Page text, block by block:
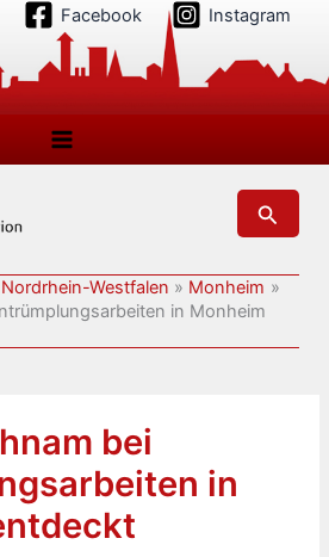
Facebook Instagram
Suchen
Nordrhein-Westfalen
Monheim
in Monheim
bei
in